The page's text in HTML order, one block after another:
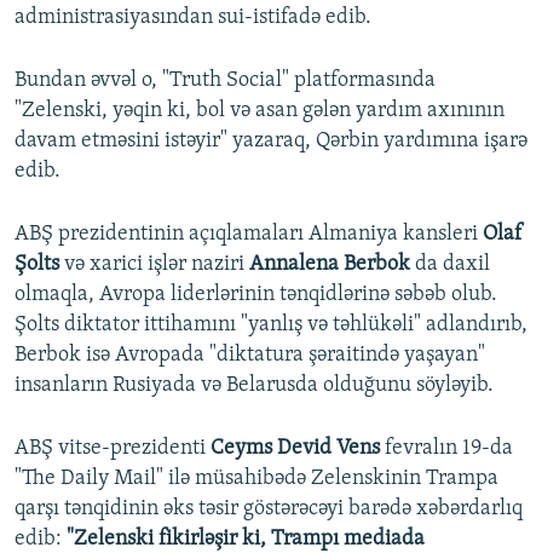
administrasiyasından sui-istifadə edib.
Bundan əvvəl o, "Truth Social" platformasında
"Zelenski, yəqin ki, bol və asan gələn yardım axınının
davam etməsini istəyir" yazaraq, Qərbin yardımına işarə
edib.
ABŞ prezidentinin açıqlamaları Almaniya kansleri Olaf
Şoltsvə xarici işlər naziri Annalena Berbokda daxil
olmaqla, Avropa liderlərinin tənqidlərinə səbəb olub.
Şolts diktator ittihamını "yanlış və təhlükəli" adlandırıb,
Berbok isə Avropada "diktatura şəraitində yaşayan"
insanların Rusiyada və Belarusda olduğunu söyləyib.
ABŞ vitse-prezidenti Ceyms Devid Vensfevralın 19-da
"The Daily Mail" ilə müsahibədə Zelenskinin Trampa
qarşı tənqidinin əks təsir göstərəcəyi barədə xəbərdarlıq
edib: "Zelenski fikirləşir ki, Trampı mediada